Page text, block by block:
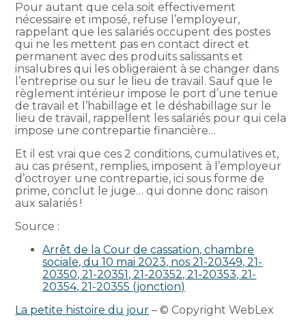
Pour autant que cela soit effectivement
nécessaire et imposé, refuse l’employeur,
rappelant que les salariés occupent des postes
qui ne les mettent pas en contact direct et
permanent avec des produits salissants et
insalubres qui les obligeraient à se changer dans
l’entreprise ou sur le lieu de travail. Sauf que le
règlement intérieur impose le port d’une tenue
de travail et l’habillage et le déshabillage sur le
lieu de travail, rappellent les salariés pour qui cela
impose une contrepartie financière…
Et il est vrai que ces 2 conditions, cumulatives et,
au cas présent, remplies, imposent à l’employeur
d’octroyer une contrepartie, ici sous forme de
prime, conclut le juge… qui donne donc raison
aux salariés !
Source :
Arrêt de la Cour de cassation, chambre
sociale, du 10 mai 2023, nos 21-20349, 21-
20350, 21-20351, 21-20352, 21-20353, 21-
20354, 21-20355 (jonction)
La petite histoire du jour – © Copyright WebLex